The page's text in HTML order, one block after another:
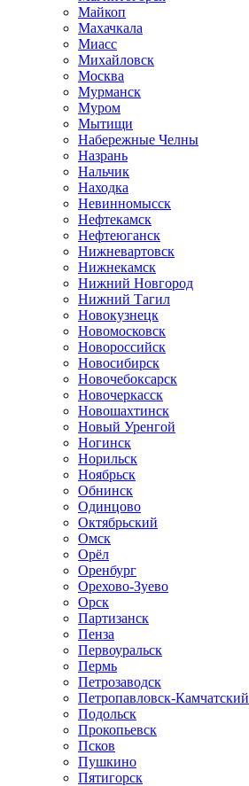
Майкоп
Махачкала
Миасс
Михайловск
Москва
Мурманск
Муром
Мытищи
Набережные Челны
Назрань
Нальчик
Находка
Невинномысск
Нефтекамск
Нефтеюганск
Нижневартовск
Нижнекамск
Нижний Новгород
Нижний Тагил
Новокузнецк
Новомосковск
Новороссийск
Новосибирск
Новочебоксарск
Новочеркасск
Новошахтинск
Новый Уренгой
Ногинск
Норильск
Ноябрьск
Обнинск
Одинцово
Октябрьский
Омск
Орёл
Оренбург
Орехово-Зуево
Орск
Партизанск
Пенза
Первоуральск
Пермь
Петрозаводск
Петропавловск-Камчатский
Подольск
Прокопьевск
Псков
Пушкино
Пятигорск